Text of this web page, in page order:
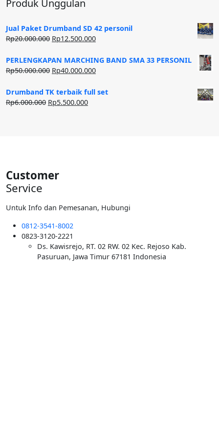
Produk Unggulan
Jual Paket Drumband SD 42 personil
Rp20.000.000 Harga
adalah:
Rp20.000.000.
Rp12.500.000Harga
ini
adalah:
PERLENGKAPAN MARCHING BAND SMA 33 PERSONIL
Rp50.000.000 Harga
adalah:
Rp50.000.000.
Rp40.000.000Harga
ini
Drumband TK terbaik full set
Rp6.000.000 Harga
Rp5.500.000Harga
Customer
Service
Untuk Info dan Pemesanan, Hubungi
0812-3541-8002
0823-3120-2221
Ds. Kawisrejo, RT. 02 RW. 02 Kec. Rejoso Kab.
Pasuruan, Jawa Timur 67181 Indonesia